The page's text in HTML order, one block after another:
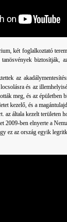
két foglalkoztató
biztosítják,
az
és az
meg, és az
kezelő, és a
általa kezelt területen
2009-ben elnyerte a
ez az ország egyik